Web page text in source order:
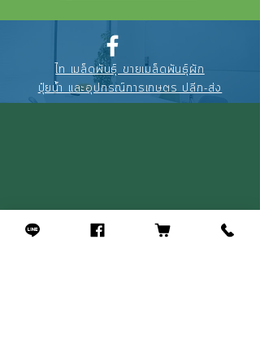
ไท เมล็ดพันธุ์ ขายเมล็ดพันธุ์ผัก
ปุ๋ยน้ำ และอุปกรณ์การเกษตร ปลีก-ส่ง
088-895-3327
(คุณณัฐ)